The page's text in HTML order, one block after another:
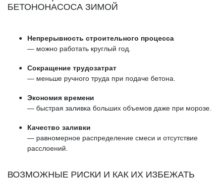
БЕТОНОНАСОСА ЗИМОЙ
Непрерывность строительного процесса
— можно работать круглый год.
Сокращение трудозатрат
— меньше ручного труда при подаче бетона.
Экономия времени
— быстрая заливка больших объемов даже при морозе.
Качество заливки
— равномерное распределение смеси и отсутствие
расслоений.
ВОЗМОЖНЫЕ РИСКИ И КАК ИХ ИЗБЕЖАТЬ